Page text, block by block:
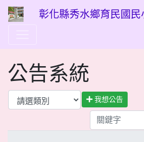
彰化縣秀水鄉育民國民
公告系統
我想公告